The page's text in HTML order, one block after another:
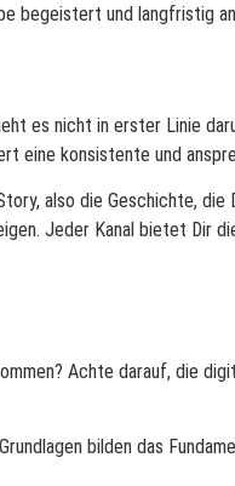
begeistert und langfristig
es nicht in erster Linie
eine konsistente und
also die Geschichte, die
Jeder Kanal bietet Dir
Achte darauf, die
bilden das